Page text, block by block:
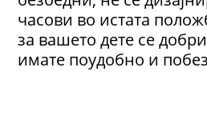
часови во истата
за вашето дете се
имате поудобно и